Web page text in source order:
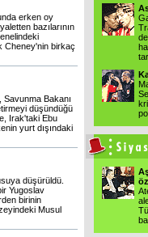
erken oy
bazılarının
Cheney'nin birkaç
Bakanı
düşündüğü
Irak'taki Ebu
yurt dışındaki
düşürüldü.
Yugoslav
birinin
Musul